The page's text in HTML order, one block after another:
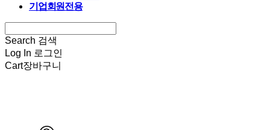
기업회원전용
Search 검색
Log In 로그인
Cart장바구니